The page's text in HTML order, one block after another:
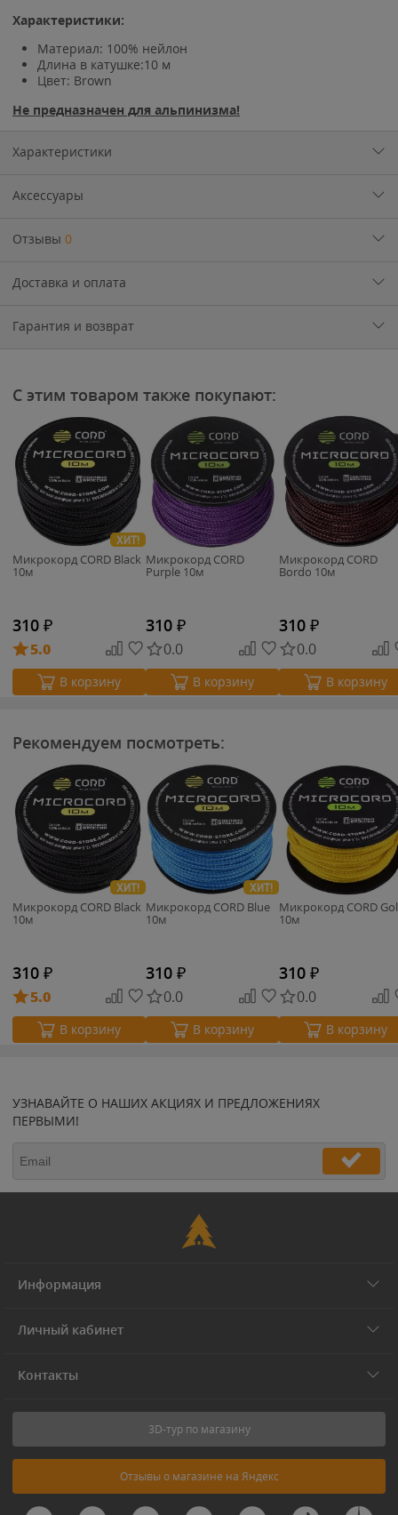
Характеристики:
Материал: 100% нейлон
Длина в катушке:10 м
Цвет: Brown
Не предназначен для альпинизма!
Характеристики
Аксессуары
Отзывы 0
Доставка и оплата
Гарантия и возврат
С этим товаром также покупают:
ХИТ!
Микрокорд CORD Black
10м
310 ₽
5.0
В корзину
Микрокорд CORD
Purple 10м
310 ₽
0.0
В корзину
Микрокорд CORD
Bordo 10м
310 ₽
0.0
В корзину
Рекомендуем посмотреть:
ХИТ!
Микрокорд CORD Black
10м
310 ₽
5.0
В корзину
ХИТ!
Микрокорд CORD Blue
10м
310 ₽
0.0
В корзину
Микрокорд CORD
10м
310 ₽
0.0
В корзину
УЗНАВАЙТЕ О НАШИХ АКЦИЯХ И ПРЕДЛОЖЕНИЯХ
ПЕРВЫМИ!
Информация
Личный кабинет
Контакты
3D-тур по магазину
Отзывы о магазине на Яндекс